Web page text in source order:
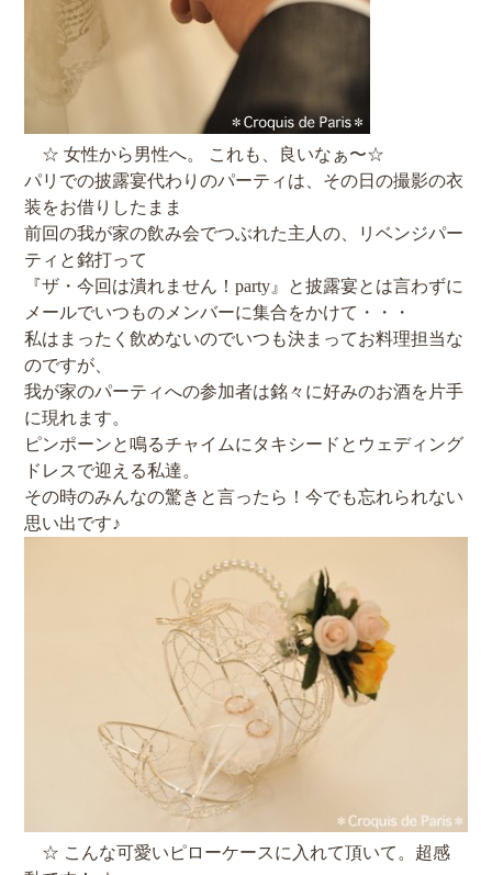
☆ 女性から男性へ。 これも、良いなぁ〜☆
パリでの披露宴代わりのパーティは、その日の撮影の衣
装をお借りしたまま
前回の我が家の飲み会でつぶれた主人の、リベンジパー
ティと銘打って
『ザ・今回は潰れません！party』と披露宴とは言わずに
メールでいつものメンバーに集合をかけて・・・
私はまったく飲めないのでいつも決まってお料理担当な
のですが、
我が家のパーティへの参加者は銘々に好みのお酒を片手
に現れます。
ピンポーンと鳴るチャイムにタキシードとウェディング
ドレスで迎える私達。
その時のみんなの驚きと言ったら！今でも忘れられない
思い出です♪
☆ こんな可愛いピローケースに入れて頂いて。超感